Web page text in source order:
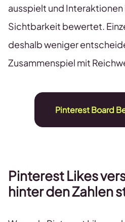
ausspielt und Interaktionen
Sichtbarkeit bewertet.
deshalb weniger
Zusammenspiel mit
Pinterest Board
Pinterest Likes
hinter den Zahlen